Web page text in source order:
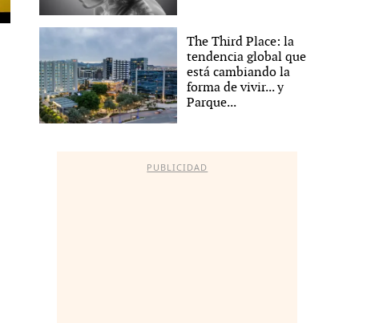
The Third Place: la
tendencia global que
está cambiando la
forma de vivir... y
Parque...
PUBLICIDAD